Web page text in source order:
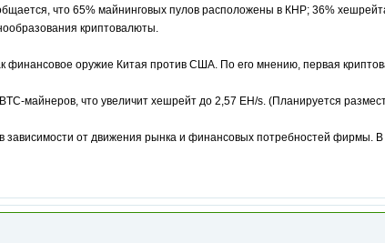
что 65% майнинговых пулов расположены в КНР; 36%
криптовалюты.
финансовое оружие Китая против США. По его мнению, первая
майнеров, что увеличит хешрейт до 2,57 EH/s. (Планируется
зависимости от движения рынка и финансовых потребностей фирмы.